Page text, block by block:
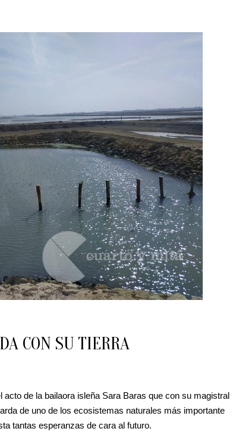
CON SU TIERRA
de la bailaora isleña Sara Baras que con su magistral
de uno de los ecosistemas naturales más importante
tantas esperanzas de cara al futuro.